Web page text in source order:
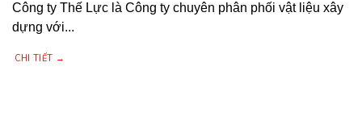
Công ty Thế Lực là Công ty chuyên phân phối vật liệu xây
dựng với...
CHI TIẾT →